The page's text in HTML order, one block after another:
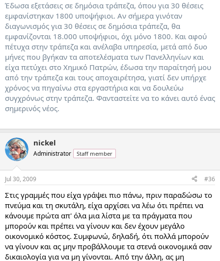
Έδωσα εξετάσεις σε δημόσια τράπεζα, όπου για 30 θέσεις
εμφανίστηκαν 1800 υποψήφιοι. Αν σήμερα γινόταν
διαγωνισμός για 30 θέσεις σε δημόσια τράπεζα, θα
εμφανίζονται 18.000 υποψήφιοι, όχι μόνο 1800. Και αφού
πέτυχα στην τράπεζα και ανέλαβα υπηρεσία, μετά από δυο
μήνες που βγήκαν τα αποτελέσματα των Πανελληνίων και
είχα πετύχει στο Χημικό Πατρών, έδωσα την παραίτησή μου
από την τράπεζα και τους αποχαιρέτησα, γιατί δεν υπήρχε
χρόνος να πηγαίνω στα εργαστήρια και να δουλεύω
συγχρόνως στην τράπεζα. Φανταστείτε να το κάνει αυτό ένας
σημερινός νέος.
nickel
Administrator Staff member
Jul 30, 2009 #36
Στις γραμμές που είχα γράψει πιο πάνω, πριν παραδώσω το
πνεύμα και τη σκυτάλη, είχα αρχίσει να λέω ότι πρέπει να
κάνουμε πρώτα απ' όλα μια λίστα με τα πράγματα που
μπορούν και πρέπει να γίνουν και δεν έχουν μεγάλο
οικονομικό κόστος. Συμφωνώ, δηλαδή, ότι πολλά μπορούν
να γίνουν και ας μην προβάλλουμε τα στενά οικονομικά σαν
δικαιολογία για να μη γίνονται. Από την άλλη, ας μη